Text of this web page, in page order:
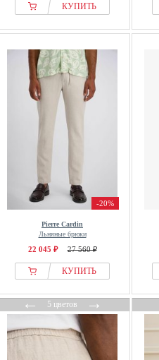
КУПИТЬ
-20%
Pierre Cardin
Льняные брюки
22 045 ₽ 27 560 ₽
КУПИТЬ
←5 цветов→